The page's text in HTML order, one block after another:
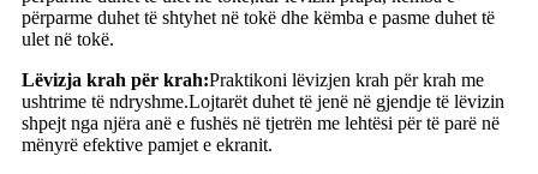
përparme duhet të shtyhet në tokë dhe këmba e pasme duhet të
ulet në tokë.
Lëvizja krah për krah:Praktikoni lëvizjen krah për krah me
ushtrime të ndryshme.Lojtarët duhet të jenë në gjendje të lëvizin
shpejt nga njëra anë e fushës në tjetrën me lehtësi për të parë në
mënyrë efektive pamjet e ekranit.